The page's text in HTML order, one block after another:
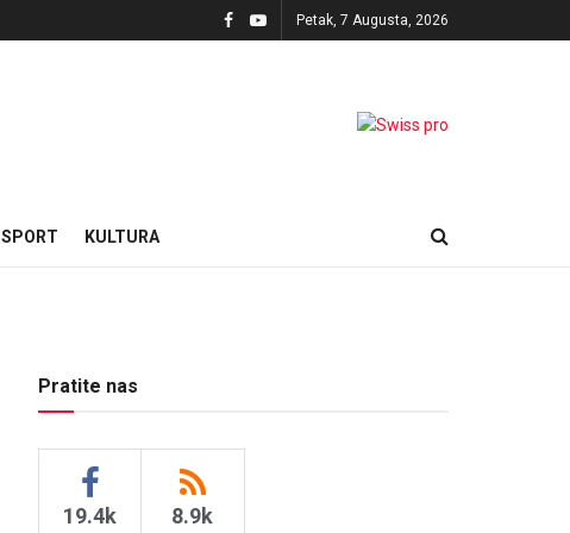
Petak, 7 Augusta, 2026
SPORT KULTURA
Pratite nas
19.4k 8.9k